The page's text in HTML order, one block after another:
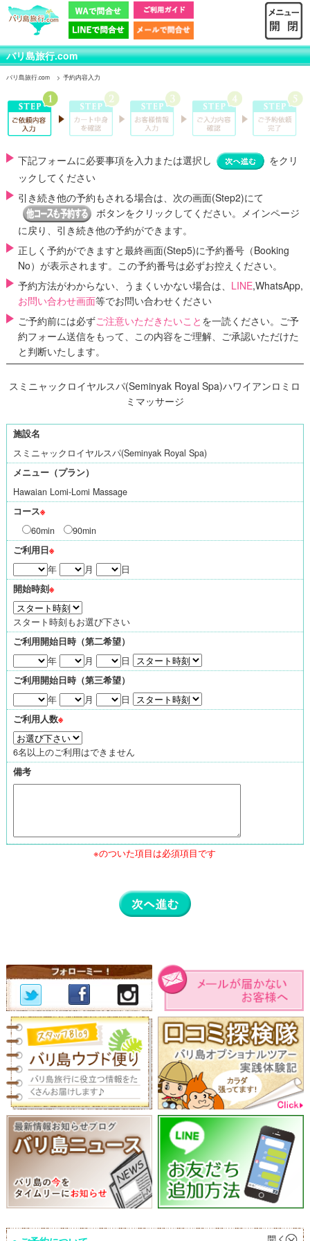
バリ島旅行.com
バリ島旅行.com 予約内容入力
下記フォームに必要事項を入力または選択し
をクリ
ックしてください
引き続き他の予約もされる場合は、次の画面(Step2)にて
ボタンをクリックしてください。メインページ
に戻り、引き続き他の予約ができます。
正しく予約ができますと最終画面(Step5)に予約番号（Booking
No） が表示されます。この予約番号は必ずお控えください。
予約方法がわからない、うまくいかない場合は、 LINE,WhatsApp,
お問い合わせ画面等でお問い合わせください
ご予約前には必ずご注意いただきたいこと を一読ください。ご予
約フォーム送信をもって、この内容をご理解、ご承認いただけた
と判断いたします。
スミニャックロイヤルスパ(Seminyak Royal Spa)ハワイアンロミロ
ミマッサージ
施設名
スミニャックロイヤルスパ(Seminyak Royal Spa)
メニュー（プラン）
Hawaian Lomi-Lomi Massage
コース※
60min
90min
ご利用日※
年
月
日
開始時刻※
スタート時刻もお選び下さい
ご利用開始日時（第二希望）
年
月
日
ご利用開始日時（第三希望）
年
月
日
ご利用人数※
6名以上のご利用はできません
備考
※のついた項目は必須項目です